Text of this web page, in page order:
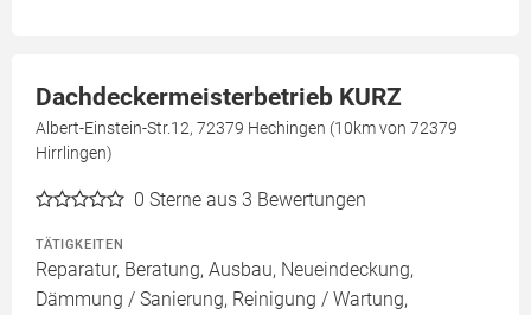
Dachdeckermeisterbetrieb KURZ
Albert-Einstein-Str.12, 72379 Hechingen (10km von 72379
Hirrlingen)
0 Sterne aus 3 Bewertungen
TÄTIGKEITEN
Reparatur, Beratung, Ausbau, Neueindeckung,
Dämmung / Sanierung, Reinigung / Wartung,